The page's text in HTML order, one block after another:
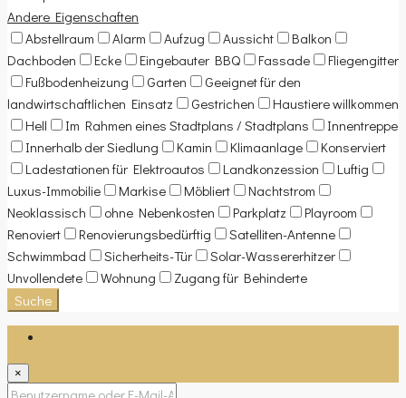
Andere Eigenschaften
Abstellraum
Alarm Aufzug Aussicht
Balkon
Dachboden
Ecke Eingebauter BBQ Fassade
Fliegengitter
Fußbodenheizung
Garten
Geeignet für den
landwirtschaftlichen Einsatz
Gestrichen
Haustiere willkommen
Hell
Im Rahmen eines Stadtplans / Stadtplans
Innentreppe
Innerhalb der Siedlung
Kamin Klimaanlage
Konserviert
Ladestationen für Elektroautos
Landkonzession
Luftig
Luxus-Immobilie
Markise Möbliert
Nachtstrom
Neoklassisch
ohne Nebenkosten Parkplatz
Playroom
Renoviert
Renovierungsbedürftig
Satelliten-Antenne
Schwimmbad
Sicherheits-Tür
Solar-Wassererhitzer
Unvollendete
Wohnung
Zugang für Behinderte
Suche
×